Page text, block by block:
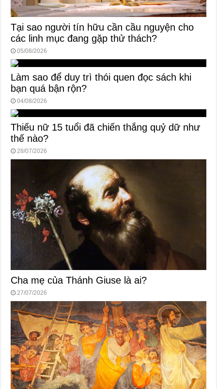
Tại sao người tín hữu cần cầu nguyện cho
các linh mục đang gặp thử thách?
05/08/2026
Làm sao để duy trì thói quen đọc sách khi
bạn quá bận rộn?
04/08/2026
Thiếu nữ 15 tuổi đã chiến thắng quỷ dữ như
thế nào?
28/07/2026
Cha mẹ của Thánh Giuse là ai?
27/07/2026